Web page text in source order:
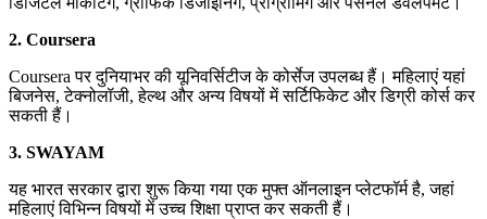
2. Coursera
Coursera पर दुनियाभर की यूनिवर्सिटीज के कोर्सेज उपलब्ध हैं। महिलाएं यहां
बिजनेस, टेक्नोलॉजी, हेल्थ और अन्य विषयों में सर्टिफिकेट और डिग्री कोर्स कर
सकती हैं।
3. SWAYAM
यह भारत सरकार द्वारा शुरू किया गया एक मुफ्त ऑनलाइन प्लेटफॉर्म है, जहां
महिलाएं विभिन्न विषयों में उच्च शिक्षा प्राप्त कर सकती हैं।